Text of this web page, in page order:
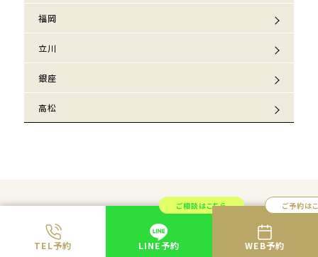
TEL予約
ご相談はこちら
LINE予約
ご予約は
WEB予約
福岡
立川
銀座
高松
医師が必ずカウンセリング
を行い適切な治療のみをご案内します。